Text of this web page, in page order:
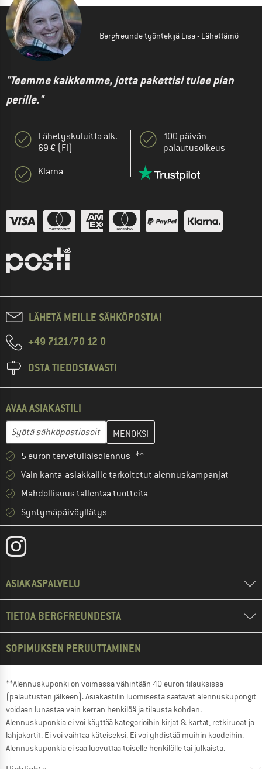
Bergfreunde työntekijä Lisa - Lähettämö
"Teemme kaikkemme, jotta pakettisi tulee pian
perille."
Lähetyskuluitta alk.
69 € (FI)
Klarna
100 päivän
palautusoikeus
LÄHETÄ MEILLE SÄHKÖPOSTIA!
+49 7121/70 12 0
OSTA TIEDOSTAVASTI
AVAA ASIAKASTILI
Sähköpostiosoite
Anna sähköpostiosoitteesi ja luo seuraavassa vaiheessa
5 euron tervetuliaisalennus **
Vain kanta-asiakkaille tarkoitetut alennuskampanjat
Mahdollisuus tallentaa tuotteita
Syntymäpäiväyllätys
ASIAKASPALVELU
TIETOA BERGFREUNDESTA
SOPIMUKSEN PERUUTTAMINEN
**Alennuskuponki on voimassa vähintään 40 euron tilauksissa
(palautusten jälkeen). Asiakastilin luomisesta saatavat alennuskupongit
voidaan lunastaa vain kerran henkilöä ja tilausta kohden.
Alennuskuponkia ei voi käyttää kategorioihin kirjat & kartat, retkiruoat ja
lahjakortit. Ei voi vaihtaa käteiseksi. Ei voi yhdistää muihin koodeihin.
Alennuskuponkia ei saa luovuttaa toiselle henkilölle tai julkaista.